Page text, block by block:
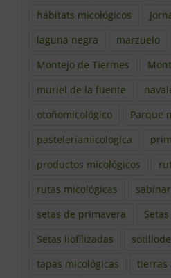
hábitats micológicos
laguna negra
marzuelo
Montejo de Tiermes
muriel de la fuente
otoñomicológico
Parque
pasteleriamicologica
productos micológicos
rutas micológicas
setas de primavera
Setas liofilizadas
tapas micológicas
tierras